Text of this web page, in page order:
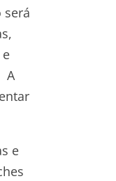
será
A
e